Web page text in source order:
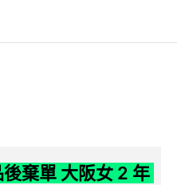
棄單 大阪女 2 年